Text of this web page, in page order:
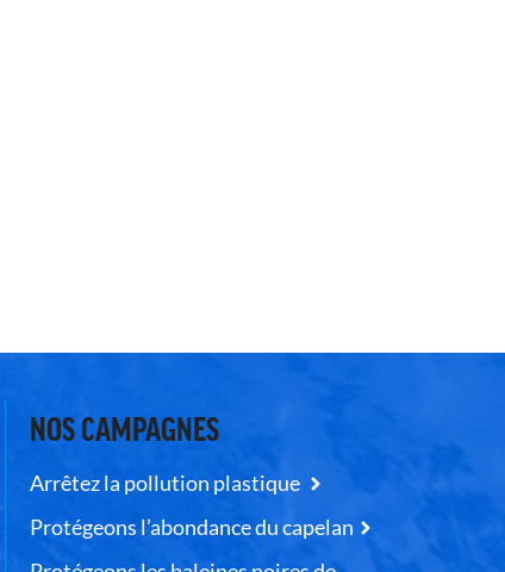
NOS CAMPAGNES
Arrêtez la pollution plastique
Protégeons l’abondance du capelan